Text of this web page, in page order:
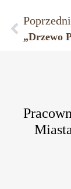
Poprzedni